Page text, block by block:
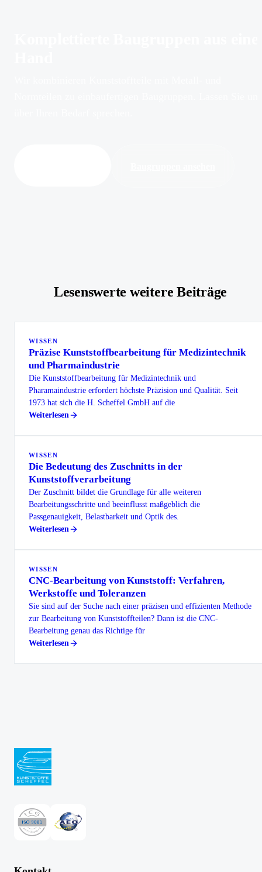
Lesenswerte weitere Beiträge
WISSEN
Präzise Kunststoffbearbeitung für Medizintechnik
und Pharmaindustrie
Die Kunststoffbearbeitung für Medizintechnik und
Pharamaindustrie erfordert höchste Präzision und Qualität. Seit
1973 hat sich die H. Scheffel GmbH auf die
Weiterlesen
WISSEN
Die Bedeutung des Zuschnitts in der
Kunststoffverarbeitung
Der Zuschnitt bildet die Grundlage für alle weiteren
Bearbeitungsschritte und beeinflusst maßgeblich die
Passgenauigkeit, Belastbarkeit und Optik des.
Weiterlesen
WISSEN
CNC-Bearbeitung von Kunststoff: Verfahren,
Werkstoffe und Toleranzen
Sie sind auf der Suche nach einer präzisen und effizienten Methode
zur Bearbeitung von Kunststoffteilen? Dann ist die CNC-
Bearbeitung genau das Richtige für
Weiterlesen